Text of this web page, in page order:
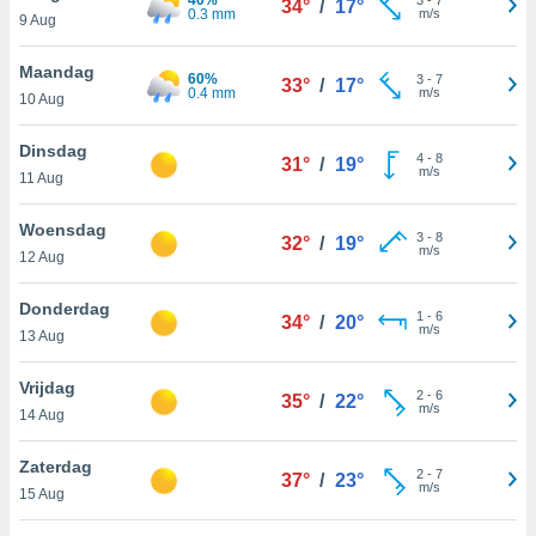
zien. U
en kunt
op elk
te klikken
onder
van
dat geval
u dat
die
9 Aug
0.3 mm
34° / 17°
m/s
Maandag
10 Aug
60%
0.4 mm
33° / 17° 3- 7
m/s
Dinsdag
11 Aug
31° / 19° 4- 8
m/s
Woensdag
12 Aug
32° / 19° 3- 8
m/s
Donderdag
13 Aug
34° / 20° 1 - 6
m/s
Vrijdag
14 Aug
35° / 22° 2- 6
m/s
Zaterdag
15 Aug
37° / 23° 2- 7
m/s